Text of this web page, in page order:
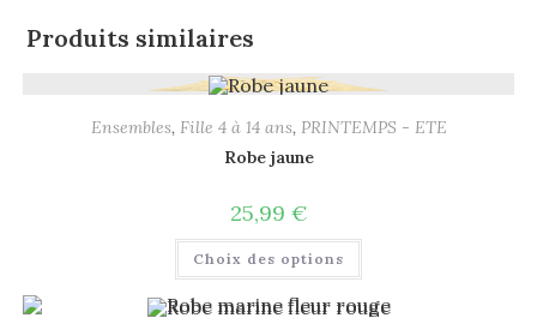
Produits similaires
Ensembles, Fille 4 à 14 ans, PRINTEMPS - ETE
Robe jaune
25,99 €
Choix des options